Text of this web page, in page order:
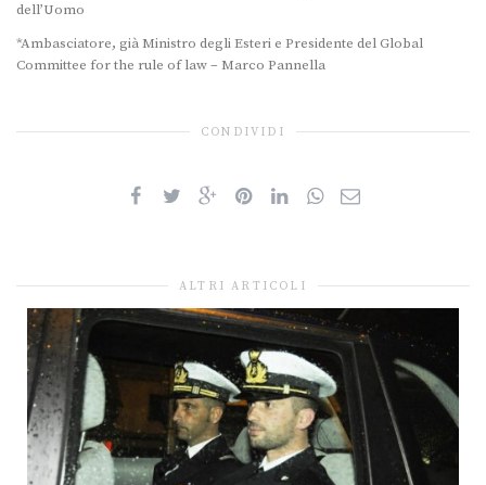
dell’Uomo
*Ambasciatore, già Ministro degli Esteri e Presidente del Global
Committee for the rule of law – Marco Pannella
CONDIVIDI
ALTRI ARTICOLI